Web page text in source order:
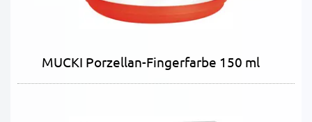
MUCKI Porzellan-Fingerfarbe 150 ml